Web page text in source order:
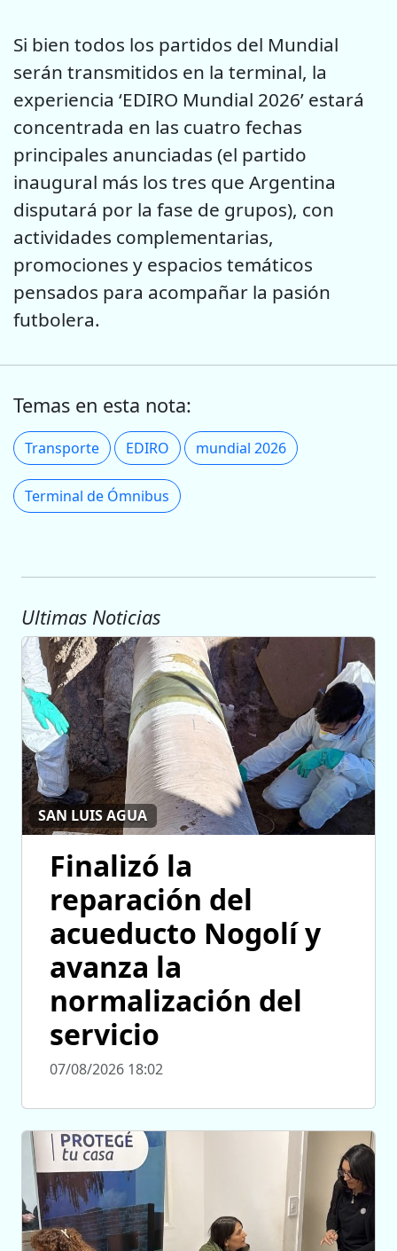
Si bien todos los partidos del Mundial
serán transmitidos en la terminal, la
experiencia ‘EDIRO Mundial 2026’ estará
concentrada en las cuatro fechas
principales anunciadas (el partido
inaugural más los tres que Argentina
disputará por la fase de grupos), con
actividades complementarias,
promociones y espacios temáticos
pensados para acompañar la pasión
futbolera.
Temas en esta nota:
Transporte EDIRO mundial 2026
Terminal de Ómnibus
Ultimas Noticias
SAN LUIS AGUA
Finalizó la
reparación del
acueducto Nogolí y
avanza la
normalización del
servicio
07/08/2026 18:02